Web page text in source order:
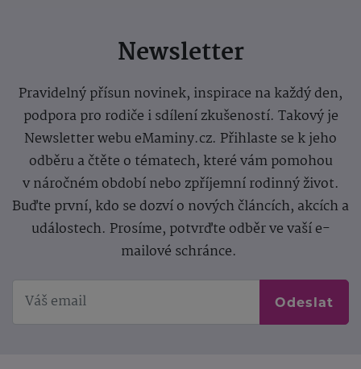
Newsletter
Pravidelný přísun novinek, inspirace na každý den,
podpora pro rodiče i sdílení zkušeností. Takový je
Newsletter webu eMaminy.cz. Přihlaste se k jeho
odběru a čtěte o tématech, které vám pomohou
v náročném období nebo zpříjemní rodinný život.
Buďte první, kdo se dozví o nových článcích, akcích a
událostech. Prosíme, potvrďte odběr ve vaší e-
mailové schránce.
Odeslat